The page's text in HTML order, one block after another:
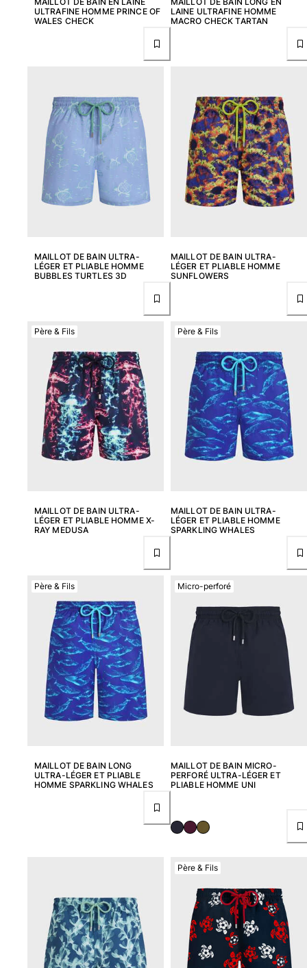
Pochettes
Tongs
Moccasins
Chaussures de plage
Tous les articles
Outdoor
Tous les articles
Porte-clés
Tous les articles
Bijoux et Montres
Tous les articles
collaborations
INSPIRATIONS
LES PLAGES VILEBREQUIN
La Maison Vilebrequin
E-CARTE CADEAU
Portail des retours
Retours
Livraison
Questions fréquentes
Magasins
Mon compte
ULTRAFINE HOMME PRINCE OF
WALES CHECK
LAINE ULTRAFINE HOMME
MACRO CHECK TARTAN
MAILLOT DE BAIN ULTRA-
LÉGER ET PLIABLE HOMME
BUBBLES TURTLES 3D
MAILLOT DE BAIN ULTRA-
LÉGER ET PLIABLE HOMME
SUNFLOWERS
MAILLOT DE BAIN ULTRA-
LÉGER ET PLIABLE HOMME X-
RAY MEDUSA
Père & Fils
MAILLOT DE BAIN ULTRA-
LÉGER ET PLIABLE HOMME
SPARKLING WHALES
Père & Fils
MAILLOT DE BAIN LONG
ULTRA-LÉGER ET PLIABLE
HOMME SPARKLING WHALES
Père & Fils
MAILLOT DE BAIN MICRO-
PERFORÉ ULTRA-LÉGER ET
PLIABLE HOMME UNI
Micro-perforé
Père & Fils